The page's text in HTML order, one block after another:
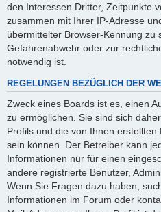
den Interessen Dritter, Zeitpunkte
zusammen mit Ihrer IP-Adresse
übermittelter Browser-Kennung zu
Gefahrenabwehr oder zur
notwendig ist.
REGELUNGEN BEZÜGLICH DER
Zweck eines Boards ist es, einen
zu ermöglichen. Sie sind sich
Profils und die von Ihnen
sein können. Der Betreiber kann
Informationen nur für einen
andere registrierte Benutzer,
Wenn Sie Fragen dazu haben,
Informationen im Forum oder